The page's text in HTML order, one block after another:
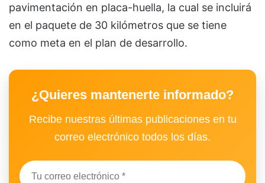
pavimentación en placa-huella, la cual se incluirá
en el paquete de 30 kilómetros que se tiene
como meta en el plan de desarrollo.
¿Quieres mantenerte informado?
Recibe nuestras últimas publicaciones en tu
correo electrónico todos los días.